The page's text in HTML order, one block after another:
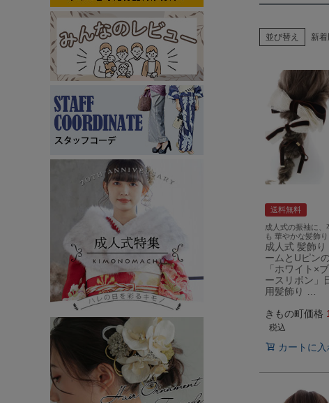
並び替え 新
送料無料
成人式の振袖に、
も 華やかな髪飾り
成人式 髪飾り
ームとUピン
「ホワイト×
ースリボン」
用髪飾り …
きもの町価格
税込
カートに入